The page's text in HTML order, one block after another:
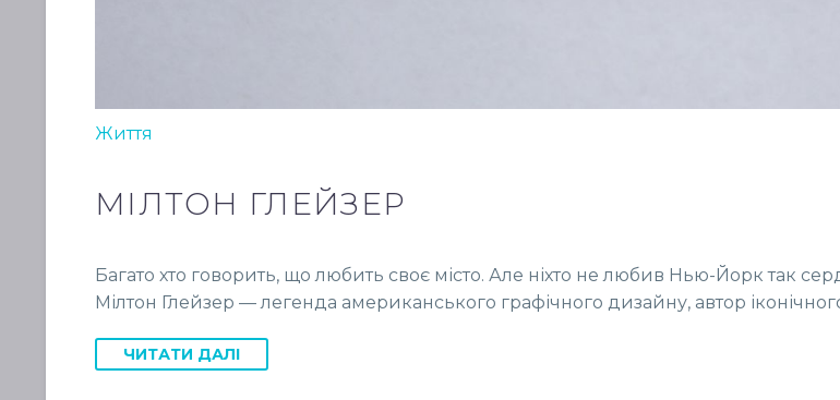
Життя
МІЛТОН ГЛЕЙЗЕР
Багато хто говорить, що любить своє місто. Але ніхто не любив Нью-Йорк так
Мілтон Глейзер — легенда американського графічного дизайну, автор
ЧИТАТИ ДАЛІ